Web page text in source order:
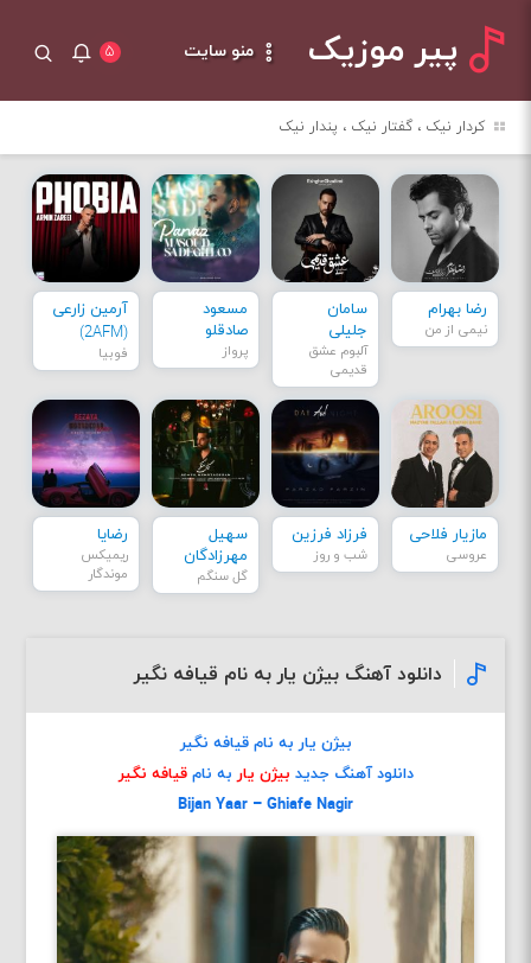
پیر موزیک منو سایت ۵
کردار نیک ، گفتار نیک ، پندار نیک
رضا بهرام
نیمی از من
سامان
جلیلی
آلبوم عشق
قدیمی
مسعود
صادقلو
پرواز
آرمین زارعی
(2AFM)
فوبیا
مازیار فلاحی
عروسی
فرزاد فرزین
شب و روز
سهیل
مهرزادگان
گل سنگم
رضایا
ریمیکس
موندگار
دانلود آهنگ بیژن یار به نام قیافه نگیر
بیژن یار به نام قیافه نگیر
دانلود آهنگ جدید بیژن یار به نامقیافه نگیر
Bijan Yaar – Ghiafe Nagir